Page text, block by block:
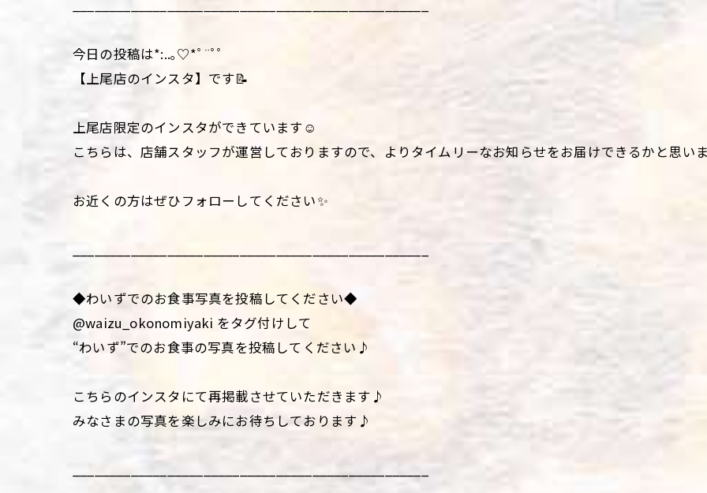
今日の投稿は*:..｡♡*ﾟ¨ﾟﾟ
【上尾店のインスタ】です📝
上尾店限定のインスタができています☺️
こちらは、店舗スタッフが運営しておりますので、よりタイムリーなお知らせをお届けできるかと思い
お近くの方はぜひフォローしてください✨
◆わいずでのお食事写真を投稿してください◆
@waizu_okonomiyaki をタグ付けして
“わいず”でのお食事の写真を投稿してください♪
こちらのインスタにて再掲載させていただきます♪
みなさまの写真を楽しみにお待ちしております♪